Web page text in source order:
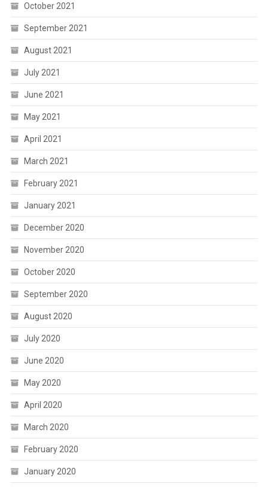
October 2021
September 2021
August 2021
July 2021
June 2021
May 2021
April 2021
March 2021
February 2021
January 2021
December 2020
November 2020
October 2020
September 2020
August 2020
July 2020
June 2020
May 2020
April 2020
March 2020
February 2020
January 2020